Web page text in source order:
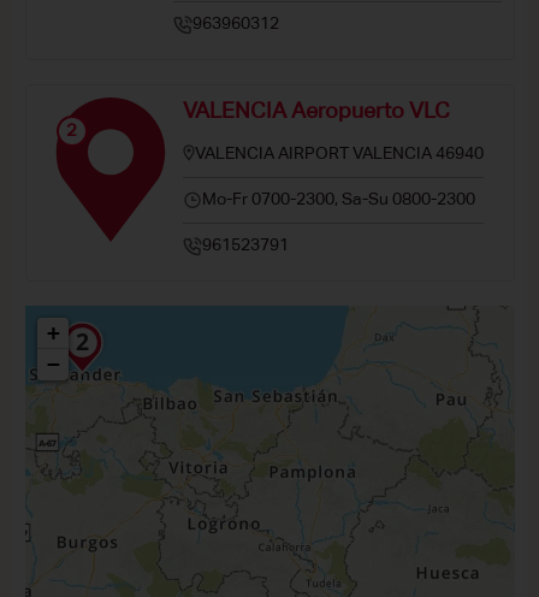
963960312
2
VALENCIA Aeropuerto VLC
VALENCIA AIRPORT VALENCIA 46940
Mo-Fr 0700-2300, Sa-Su 0800-2300
961523791
+
−